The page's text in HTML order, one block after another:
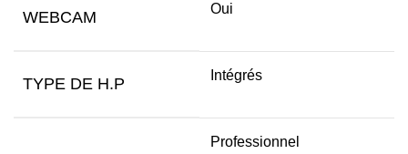
WEBCAM Oui
TYPE DE H.P Intégrés
Professionnel